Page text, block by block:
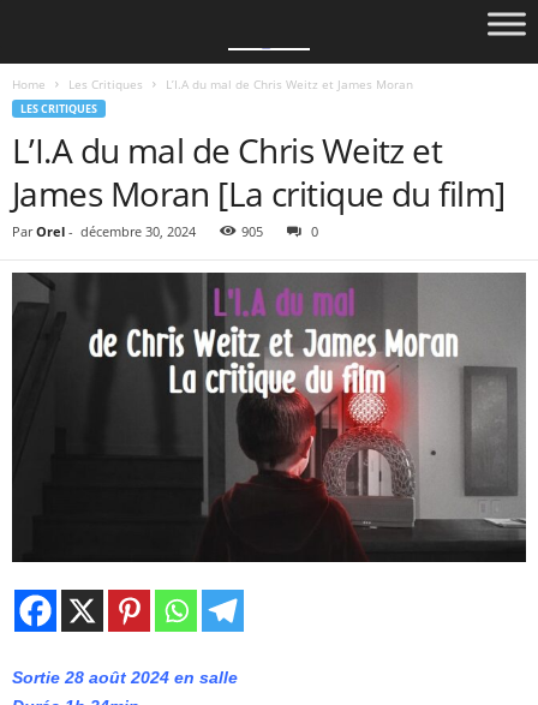
Home Les Critiques L’I.A du mal de Chris Weitz et James Moran
LES CRITIQUES
L’I.A du mal de Chris Weitz et
James Moran [La critique du film]
Par Orel - décembre 30, 2024 905 0
Sortie 28 août 2024 en salle